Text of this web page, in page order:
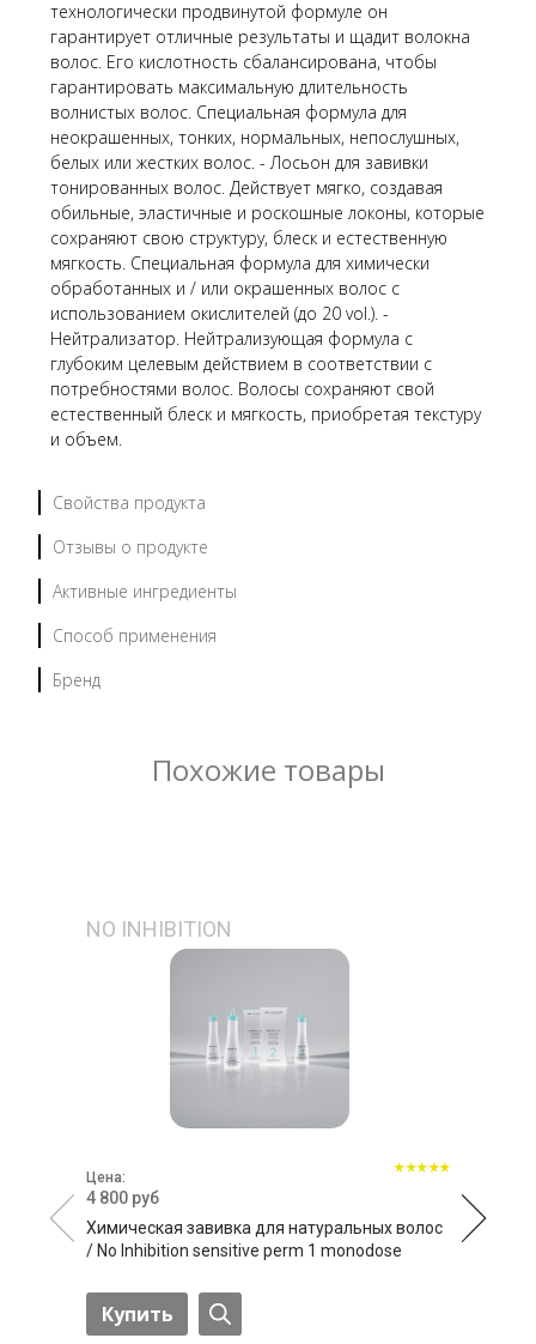
технологически продвинутой формуле он
гарантирует отличные результаты и щадит волокна
волос. Его кислотность сбалансирована, чтобы
гарантировать максимальную длительность
волнистых волос. Специальная формула для
неокрашенных, тонких, нормальных, непослушных,
белых или жестких волос. - Лосьон для завивки
тонированных волос. Действует мягко, создавая
обильные, эластичные и роскошные локоны, которые
сохраняют свою структуру, блеск и естественную
мягкость. Специальная формула для химически
обработанных и / или окрашенных волос с
использованием окислителей (до 20 vol.). -
Нейтрализатор. Нейтрализующая формула с
глубоким целевым действием в соответствии с
потребностями волос. Волосы сохраняют свой
естественный блеск и мягкость, приобретая текстуру
и объем.
Свойства продукта
Отзывы о продукте
Активные ингредиенты
Способ применения
Бренд
Похожие товары
NO INHIBITION
Цена:
4 800 руб
Химическая завивка для натуральных волос
/ Nо Inhibition sensitive perm 1 monodose
Купить